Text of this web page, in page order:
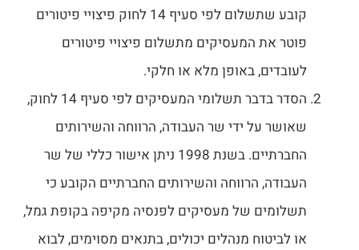
קובע שתשלום לפי סעיף 14 לחוק פיצויי פיטורים
פוטר את המעסיקים מתשלום פיצויי פיטורים
לעובדים, באופן מלא או חלקי.
הסדר בדבר תשלומי המעסיקים לפי סעיף 14 לחוק,
שאושר על ידי שר העבודה, הרווחה והשירותים
החברתיים. בשנת 1998 ניתן אישור כללי של שר
העבודה, הרווחה והשירותים החברתיים הקובע כי
תשלומים של מעסיקים לפנסיה מקיפה בקופת גמל,
או לביטוח מנהלים יכולים, בתנאים מסוימים, לבוא